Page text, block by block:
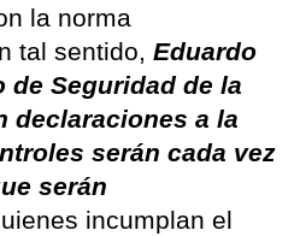
la norma
tal sentido, Eduardo
de Seguridad de la
declaraciones a la
serán cada vez
serán
incumplan el